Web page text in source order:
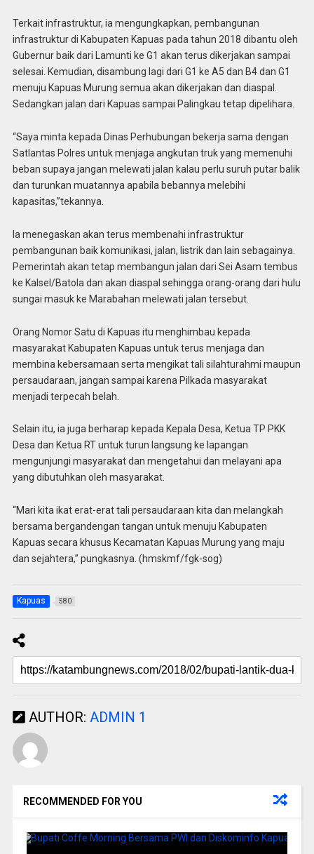
Terkait infrastruktur, ia mengungkapkan, pembangunan
infrastruktur di Kabupaten Kapuas pada tahun 2018 dibantu oleh
Gubernur baik dari Lamunti ke G1 akan terus dikerjakan sampai
selesai. Kemudian, disambung lagi dari G1 ke A5 dan B4 dan G1
menuju Kapuas Murung semua akan dikerjakan dan diaspal.
Sedangkan jalan dari Kapuas sampai Palingkau tetap dipelihara.
“Saya minta kepada Dinas Perhubungan bekerja sama dengan
Satlantas Polres untuk menjaga angkutan truk yang memenuhi
beban supaya jangan melewati jalan kalau perlu suruh putar balik
dan turunkan muatannya apabila bebannya melebihi
kapasitas,”tekannya.
Ia menegaskan akan terus membenahi infrastruktur
pembangunan baik komunikasi, jalan, listrik dan lain sebagainya.
Pemerintah akan tetap membangun jalan dari Sei Asam tembus
ke Kalsel/Batola dan akan diaspal sehingga orang-orang dari hulu
sungai masuk ke Marabahan melewati jalan tersebut.
Orang Nomor Satu di Kapuas itu menghimbau kepada
masyarakat Kabupaten Kapuas untuk terus menjaga dan
membina kebersamaan serta mengikat tali silahturahmi maupun
persaudaraan, jangan sampai karena Pilkada masyarakat
menjadi terpecah belah.
Selain itu, ia juga berharap kepada Kepala Desa, Ketua TP PKK
Desa dan Ketua RT untuk turun langsung ke lapangan
mengunjungi masyarakat dan mengetahui dan melayani apa
yang dibutuhkan oleh masyarakat.
“Mari kita ikat erat-erat tali persaudaraan kita dan melangkah
bersama bergandengan tangan untuk menuju Kabupaten
Kapuas secara khusus Kecamatan Kapuas Murung yang maju
dan sejahtera,” pungkasnya. (hmskmf/fgk-sog)
Kapuas 580
AUTHOR: ADMIN 1
RECOMMENDED FOR YOU